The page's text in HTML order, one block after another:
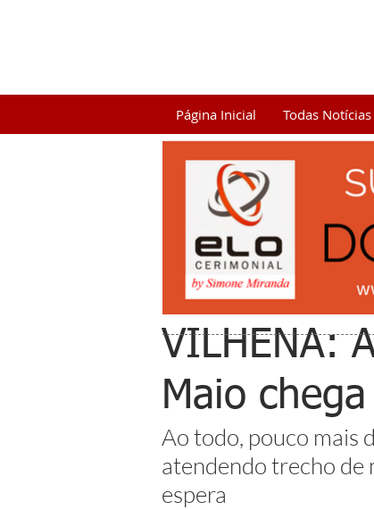
Página Inicial Todas Notícias
VILHENA:
Maio
Ao todo, pouco mais
atendendo trecho de
espera